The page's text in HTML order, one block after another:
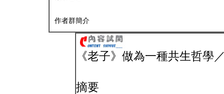
作者群簡介
《老子》做為一種共生哲學
摘要